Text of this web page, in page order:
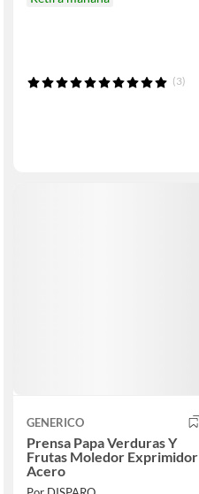
(3)
GENERICO
Prensa Papa Verduras Y
Frutas Moledor Exprimidor
Acero